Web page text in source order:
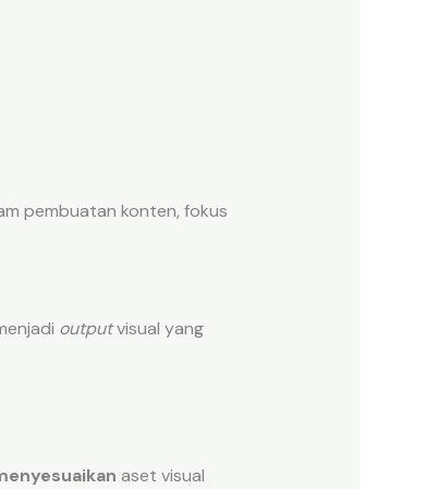
pembuatan konten, fokus
outputvisual yang
aset visual